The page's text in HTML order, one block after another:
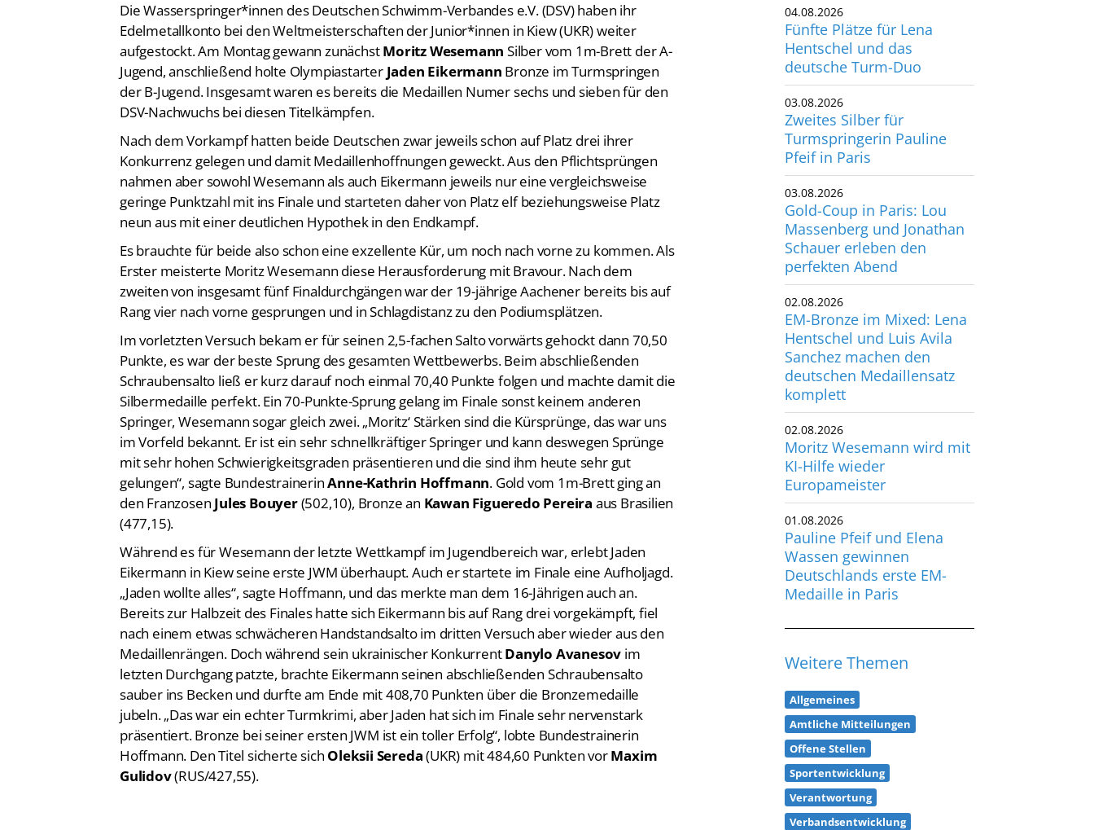
Die Wasserspringer*innen des Deutschen Schwimm-Verbandes e.V. (DSV) haben ihr
Edelmetallkonto bei den Weltmeisterschaften der Junior*innen in Kiew (UKR) weiter
aufgestockt. Am Montag gewann zunächstMoritz Wesemann Silber vom 1m-Brett der A-
Jugend, anschließend holte Olympiastarter Jaden Eikermann Bronze im Turmspringen
der B-Jugend. Insgesamt waren es bereits die Medaillen Numer sechs und sieben für den
DSV-Nachwuchs bei diesen Titelkämpfen.
Nach dem Vorkampf hatten beide Deutschen zwar jeweils schon auf Platz drei ihrer
Konkurrenz gelegen und damit Medaillenhoffnungen geweckt. Aus den Pflichtsprüngen
nahmen aber sowohl Wesemann als auch Eikermann jeweils nur eine vergleichsweise
geringe Punktzahl mit ins Finale und starteten daher von Platz elf beziehungsweise Platz
neun aus mit einer deutlichen Hypothek in den Endkampf.
Es brauchte für beide also schon eine exzellente Kür, um noch nach vorne zu kommen. Als
Erster meisterte Moritz Wesemann diese Herausforderung mit Bravour. Nach dem
zweiten von insgesamt fünf Finaldurchgängen war der 19-jährige Aachener bereits bis auf
Rang vier nach vorne gesprungen und in Schlagdistanz zu den Podiumsplätzen.
Im vorletzten Versuch bekam er für seinen 2,5-fachen Salto vorwärts gehockt dann 70,50
Punkte, es war der beste Sprung des gesamten Wettbewerbs. Beim abschließenden
Schraubensalto ließ er kurz darauf noch einmal 70,40 Punkte folgen und machte damit die
Silbermedaille perfekt. Ein 70-Punkte-Sprung gelang im Finale sonst keinem anderen
Springer, Wesemann sogar gleich zwei. „Moritz‘ Stärken sind die Kürsprünge, das war uns
im Vorfeld bekannt. Er ist ein sehr schnellkräftiger Springer und kann deswegen Sprünge
mit sehr hohen Schwierigkeitsgraden präsentieren und die sind ihm heute sehr gut
gelungen“, sagte BundestrainerinAnne-Kathrin Hoffmann. Gold vom 1m-Brett ging an
den Franzosen Jules Bouyer(502,10), Bronze an Kawan Figueredo Pereira aus Brasilien
(477,15).
Während es für Wesemann der letzte Wettkampf im Jugendbereich war, erlebt Jaden
Eikermann in Kiew seine erste JWM überhaupt. Auch er startete im Finale eine Aufholjagd.
„Jaden wollte alles“, sagte Hoffmann, und das merkte man dem 16-Jährigen auch an.
Bereits zur Halbzeit des Finales hatte sich Eikermann bis auf Rang drei vorgekämpft, fiel
nach einem etwas schwächeren Handstandsalto im dritten Versuch aber wieder aus den
Medaillenrängen. Doch während sein ukrainischer KonkurrentDanylo Avanesov im
letzten Durchgang patzte, brachte Eikermann seinen abschließenden Schraubensalto
sauber ins Becken und durfte am Ende mit 408,70 Punkten über die Bronzemedaille
jubeln. „Das war ein echter Turmkrimi, aber Jaden hat sich im Finale sehr nervenstark
präsentiert. Bronze bei seiner ersten JWM ist ein toller Erfolg“, lobte Bundestrainerin
Hoffmann. Den Titel sicherte sich Oleksii Sereda(UKR) mit 484,60 Punkten vorMaxim
Gulidov(RUS/427,55).
04.08.2026
Fünfte Plätze für Lena
Hentschel und das
deutsche Turm-Duo
03.08.2026
Zweites Silber für
Turmspringerin Pauline
Pfeif in Paris
03.08.2026
Gold-Coup in Paris: Lou
Massenberg und Jonathan
Schauer erleben den
perfekten Abend
02.08.2026
EM-Bronze im Mixed: Lena
Hentschel und Luis Avila
Sanchez machen den
deutschen Medaillensatz
komplett
02.08.2026
Moritz Wesemann wird mit
KI-Hilfe wieder
Europameister
01.08.2026
Pauline Pfeif und Elena
Wassen gewinnen
Deutschlands erste EM-
Medaille in Paris
Weitere Themen
Allgemeines
Amtliche Mitteilungen
Offene Stellen
Sportentwicklung
Verantwortung
Verbandsentwicklung